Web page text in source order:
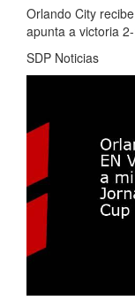
Orlando City
apunta a victoria
SDP Noticias